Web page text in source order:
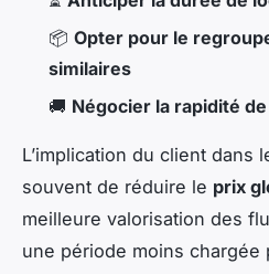
📦 Opter pour le
similaires
🚚 Négocier la rapidité
L’implication du client dans
souvent de réduire le prix
meilleure valorisation des
une période moins chargée